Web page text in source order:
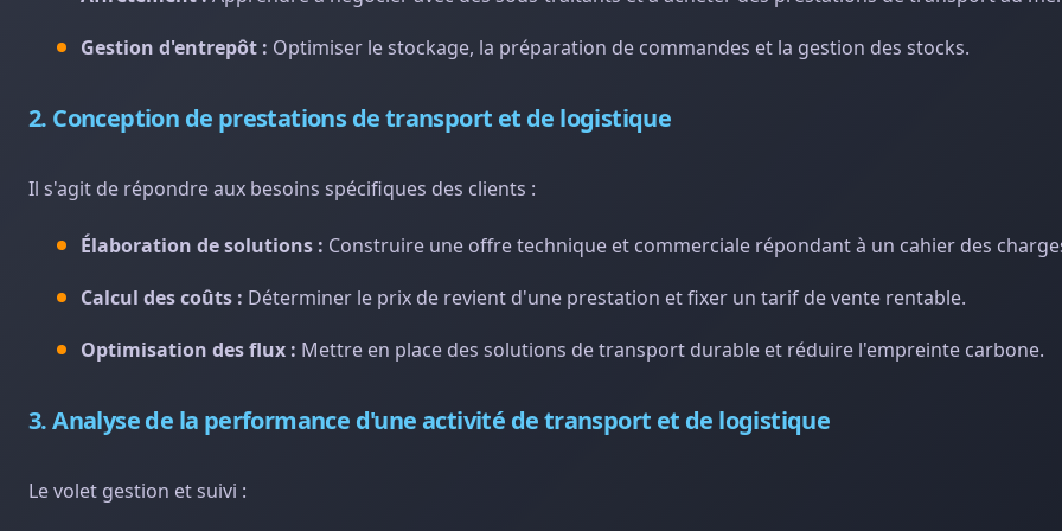
Gestion d'entrepôt : Optimiser le stockage, la préparation de commandes et la gestion des stocks.
2. Conception de prestations de transport et de logistique
Il s'agit de répondre aux besoins spécifiques des clients :
Élaboration de solutions : Construire une offre technique et commerciale répondant à un cahier des
Calcul des coûts : Déterminer le prix de revient d'une prestation et fixer un tarif de vente rentable.
Optimisation des flux : Mettre en place des solutions de transport durable et réduire l'empreinte carbone.
3. Analyse de la performance d'une activité de transport et de logistique
Le volet gestion et suivi :